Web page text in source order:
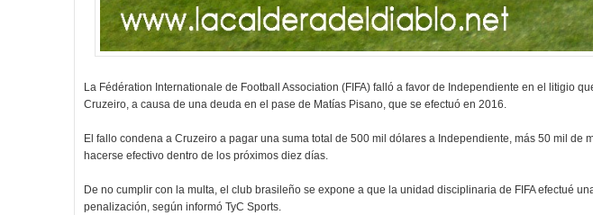
La Fédération Internationale de Football Association (FIFA) falló a favor de Independiente en el litigio
Cruzeiro, a causa de una deuda en el pase de Matías Pisano, que se efectuó en 2016.
El fallo condena a Cruzeiro a pagar una suma total de 500 mil dólares a Independiente, más 50 mil de
hacerse efectivo dentro de los próximos diez días.
De no cumplir con la multa, el club brasileño se expone a que la unidad disciplinaria de FIFA efectué
penalización, según informó TyC Sports.